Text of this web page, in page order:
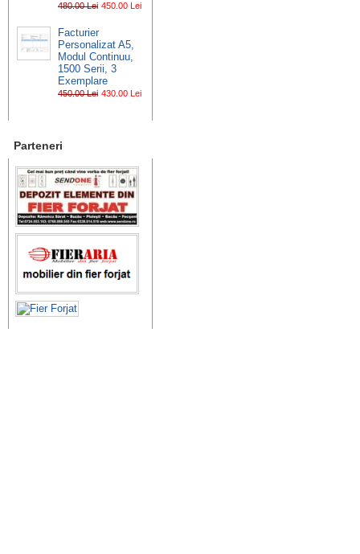
480.00 Lei 450.00 Lei
Facturier
Personalizat A5,
Modul Continuu,
1500 Serii, 3
Exemplare
450.00 Lei 430.00 Lei
Parteneri